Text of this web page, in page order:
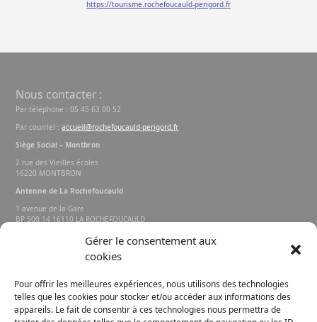
Gérer le consentement aux
cookies
Pour offrir les meilleures expériences, nous utilisons des technologies
telles que les cookies pour stocker et/ou accéder aux informations des
appareils. Le fait de consentir à ces technologies nous permettra de
https://tourisme.rochefoucauld-perigord.fr
Nous contacter :
Par téléphone : 05 45 63 00 52
Par courriel :accueil@rochefoucauld-perigord.fr
Siège Social – Montbron
2 rue des Vieilles écoles
16220 MONTBRON
Antenne de La Rochefoucauld
1 avenue de la Gare
BP 500 14 16110 LA ROCHEFOUCAULD